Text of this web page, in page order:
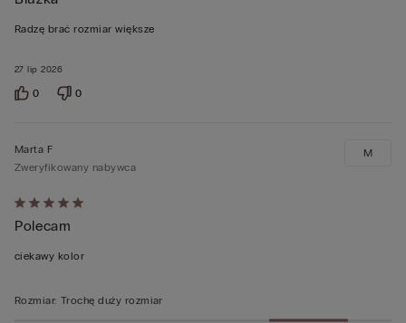
z
27 lip 2026
Radzę brać rozmiar większe
0 0
Ocena
5
z
Marta F
Zweryfikowany nabywca
Polecam
ciekawy kolor
M
Rozmiar: Trochę duży rozmiar